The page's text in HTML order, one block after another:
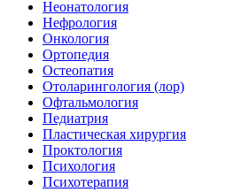
Неонатология
Нефрология
Онкология
Ортопедия
Остеопатия
Отоларингология (лор)
Офтальмология
Педиатрия
Пластическая хирургия
Проктология
Психология
Психотерапия